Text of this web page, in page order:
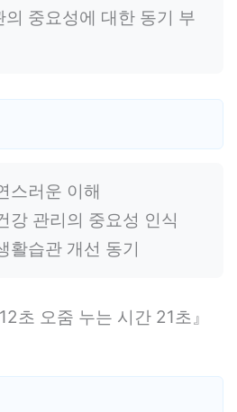
중요성에 대한 동기 부
스러운 이해
강 관리의 중요성 인식
활습관 개선 동기
초 오줌 누는 시간 21초』